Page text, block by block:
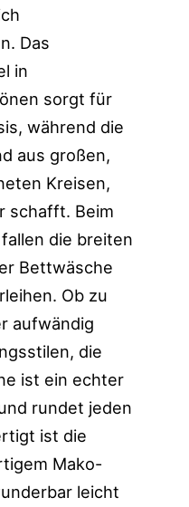
Das
in
sorgt für
während die
aus großen,
Kreisen,
schafft. Beim
die breiten
Bettwäsche
Ob zu
aufwändig
die
ist ein echter
rundet jeden
ist die
Mako-
leicht